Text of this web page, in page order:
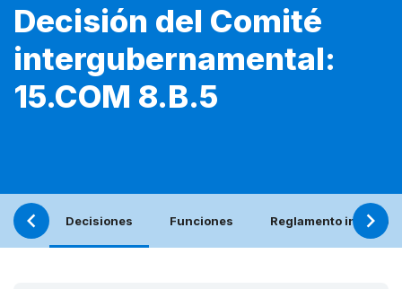
Decisión del Comité
intergubernamental:
15.COM 8.B.5
Decisiones Funciones Reglamento interno